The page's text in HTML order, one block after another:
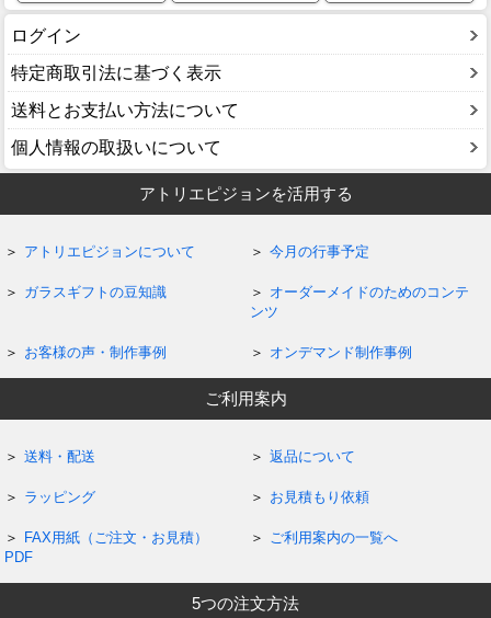
ログイン
特定商取引法に基づく表示
送料とお支払い方法について
個人情報の取扱いについて
アトリエピジョンを活用する
アトリエピジョンについて 今月の行事予定
ガラスギフトの豆知識
オーダーメイドのためのコンテ
ンツ
お客様の声・制作事例 オンデマンド制作事例
ご利用案内
送料・配送 返品について
ラッピング お見積もり依頼
FAX用紙（ご注文・お見積）
PDF
ご利用案内の一覧へ
5つの注文方法